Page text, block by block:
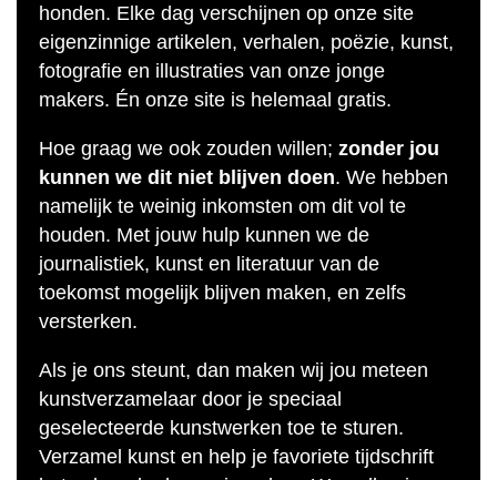
honden. Elke dag verschijnen op onze site
eigenzinnige artikelen, verhalen, poëzie, kunst,
fotografie en illustraties van onze jonge
makers. Én onze site is helemaal gratis.
Hoe graag we ook zouden willen; zonder jou
kunnen we dit niet blijven doen. We hebben
namelijk te weinig inkomsten om dit vol te
houden. Met jouw hulp kunnen we de
journalistiek, kunst en literatuur van de
toekomst mogelijk blijven maken, en zelfs
versterken.
Als je ons steunt, dan maken wij jou meteen
kunstverzamelaar door je speciaal
geselecteerde kunstwerken toe te sturen.
Verzamel kunst en help je favoriete tijdschrift